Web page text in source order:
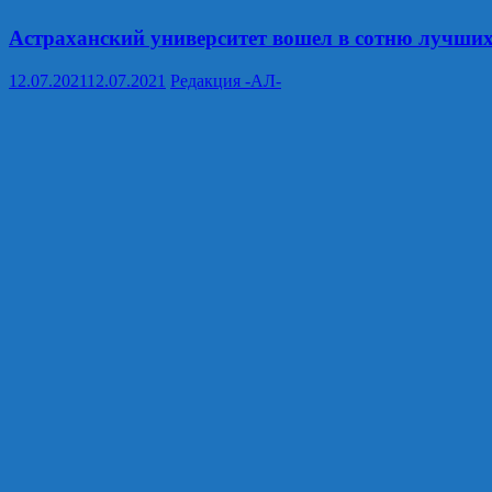
Астраханский университет вошел в сотню
12.07.202112.07.2021 Редакция -АЛ-